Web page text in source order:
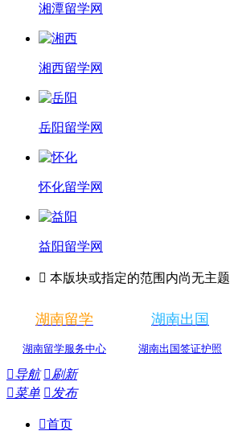
湘潭留学网
湘西留学网
岳阳留学网
怀化留学网
益阳留学网
 本版块或指定的范围内尚无主题
湖南留学
湖南留学服务中心
湖南出国
湖南出国签证护照
导航 刷新
菜单 发布
首页